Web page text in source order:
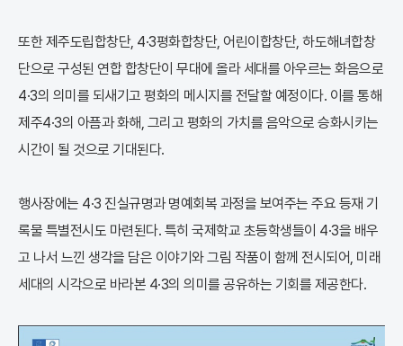
또한 제주도립합창단, 4·3평화합창단, 어린이합창단, 하도해녀합창
단으로 구성된 연합 합창단이 무대에 올라 세대를 아우르는 화음으로
4·3의 의미를 되새기고 평화의 메시지를 전달할 예정이다. 이를 통해
제주4·3의 아픔과 화해, 그리고 평화의 가치를 음악으로 승화시키는
시간이 될 것으로 기대된다.
행사장에는 4·3 진실규명과 명예회복 과정을 보여주는 주요 등재 기
록물 특별전시도 마련된다. 특히 국제학교 초등학생들이 4·3을 배우
고 나서 느낀 생각을 담은 이야기와 그림 작품이 함께 전시되어, 미래
세대의 시각으로 바라본 4·3의 의미를 공유하는 기회를 제공한다.